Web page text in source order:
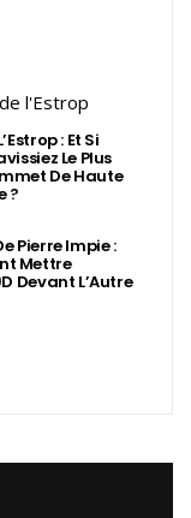
: Et Si
Le Plus
De Haute
?
Pierre Impie :
Mettre
Devant L’Autre